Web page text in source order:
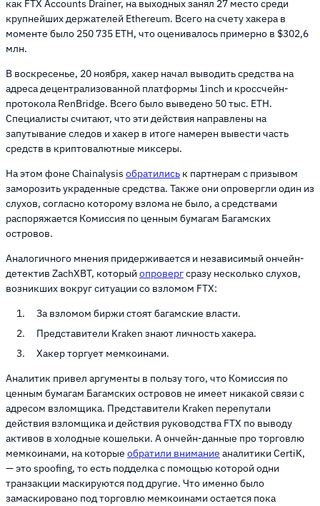
как FTX Accounts Drainer, на выходных занял 27 место среди
крупнейших держателей Ethereum. Всего на счету хакера в
моменте было 250 735 ETH, что оценивалось примерно в $302,6
млн.
В воскресенье, 20 ноября, хакер начал выводить средства на
адреса децентрализованной платформы 1inch и кроссчейн-
протокола RenBridge. Всего было выведено 50 тыс. ETH.
Специалисты считают, что эти действия направлены на
запутывание следов и хакер в итоге намерен вывести часть
средств в криптовалютные миксеры.
На этом фоне Chainalysis обратились к партнерам с призывом
заморозить украденные средства. Также они опровергли один из
слухов, согласно которому взлома не было, а средствами
распоряжается Комиссия по ценным бумагам Багамских
островов.
Аналогичного мнения придерживается и независимый ончейн-
детектив ZachXBT, который опровергсразу несколько слухов,
возникших вокруг ситуации со взломом FTX:
За взломом биржи стоят багамские власти.
Представители Kraken знают личность хакера.
Хакер торгует мемкоинами.
Аналитик привел аргументы в пользу того, что Комиссия по
ценным бумагам Багамских островов не имеет никакой связи с
адресом взломщика. Представители Kraken перепутали
действия взломщика и действия руководства FTX по выводу
активов в холодные кошельки. А ончейн-данные про торговлю
мемкоинами, на которые обратили внимание аналитики CertiK,
— это spoofing, то есть подделка с помощью которой одни
транзакции маскируются под другие. Что именно было
замаскировано под торговлю мемкоинами остается пока